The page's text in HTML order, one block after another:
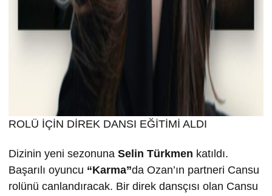
ROLÜ İÇİN DİREK DANSI EĞİTİMİ ALDI
Dizinin yeni sezonuna Selin Türkmen katıldı.
Başarılı oyuncu “Karma”da Ozan’ın partneri Cansu
rolünü canlandıracak. Bir direk dansçısı olan Cansu